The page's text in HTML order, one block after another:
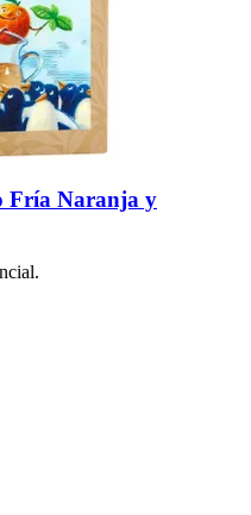
Fría Naranja y